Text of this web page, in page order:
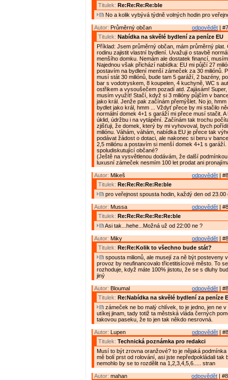
Titulek: Re:Re:Re:Re:ble
No a kolik vybývá týdně volných hodin pro
odpovědět |
Autor: Průměrný občan
Titulek: Nabídka na skvělé bydlení za peníze EU
Příklad: Jsem průměrný občan, mám průměrný plat.
rodinu zajistit vlastní bydlení. Uvažuji o stavbě
menšího domku. Nemám ale dostatek financí,
Najednou však přichází nabídka: EU mi půjčí 27
postavím na bydlení menší zámeček za 30 miliónů.
musí stát 30 miliónů, bude tam 5 garáží, 2 bazény,
bar s vodotryskem, 8 koupelen, 4 kuchyně, WC s
ostřikem a vysoušečem pozadí atd. Zajásám!
musím využít! Stačí, když si 3 milióny půjčím v
jako král. Jenže pak začínám přemýšlet. No jo, hmm
bydlet jako král, hmm ... Vždyť přece by mi stačilo
normální domek 4+1 s garáží mi přece musí stačit. A
úklid, údržbu i na vytápění. Začínám tak trochu
zjišťuji, že domek, který by mi vyhovoval, bych
miliónu. Váhám, váhám, nabídka EU je přece tak
podávat žádost o dotaci, ale nakonec si beru v
2,5 miliónu a postavím si menší domek 4+1 s
spoludiskutující občané?
(Ještě na vysvětlenou dodávám, že další
luxusní zámeček nesmím 100 let prodat ani
odpovědět |
Autor: Mikeš
Titulek: Re:Re:Re:Re:Re:ble
pro veřejnost spousta hodin, každý den od 23.00
odpovědět |
Autor: Mussa
Titulek: Re:Re:Re:Re:Re:Re:ble
Asi tak...hehe...Možná už od 22:00 ne ?
odpovědět |
Autor: Miky
Titulek: Re:Re:Kolik to všechno bude stát?
spousta milionů, ale musejí za ně být posteveny
provoz by neufinancovalo třicetitisícové město. To
rozhoduje, když máte 100% jistotu, že se s dluhy
jiný
odpovědět |
Autor: Bloumal
Titulek: Re:Nabídka na skvělé bydlení za peníze
zámeček ne bo malý chlívek, to je jedno, jen ne v
utíkej jinam, tady totiž ta městská vláda černých
takovou paseku, že to jen tak někdo nesrovná.
odpovědět |
Autor: Lupen
Titulek: Technická poznámka pro redakci
Musí to být zrovna oranžové? to je nějaká
mě bolí prst od rolování, asi jste nepředpokládali tak
nemohlo by se to rozdělit na 1,2,3,4,5,6..... stran
odpovědět |
Autor: mahan